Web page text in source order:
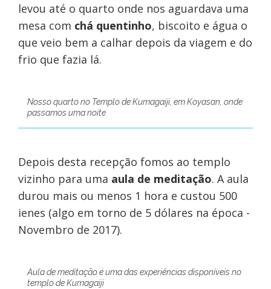
levou até o quarto onde nos aguardava uma
mesa com chá quentinho, biscoito e água o
que veio bem a calhar depois da viagem e do
frio que fazia lá.
Nosso quarto no Templo de Kumagaiji, em Koyasan, onde
passamos uma noite
Depois desta recepção fomos ao templo
vizinho para uma aula de meditação. A aula
durou mais ou menos 1 hora e custou 500
ienes (algo em torno de 5 dólares na época -
Novembro de 2017).
Aula de meditação é uma das experiências disponíveis no
templo de Kumagaiji